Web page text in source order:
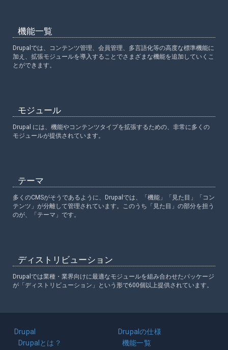
機能一覧
Drupalでは、コンテンツ管理、会員管理、多言語化等の高度な標準機能に
加え、拡張モジュールを導入することでさまざまな機能を追加していくこ
とができます。
モジュール
Drupal には、機能やコンテンツタイプを拡張するための、非常に多くの
モジュールが提供されています。
テーマ
多くのCMSがそうであるように、Drupalでは、「機能」「見た目」「コン
テンツ」が分離して管理されています。このうち「見た目」の部分を担う
のが、「テーマ」です。
ディストリビューション
Drupalでは業種・業界向けに最適なモジュールを組み合わせたパッケージ
が「ディストリビューション」という形で600個以上提供されています。
navigation
Drupal
Drupalとは？
Drupalの仕様
機能一覧